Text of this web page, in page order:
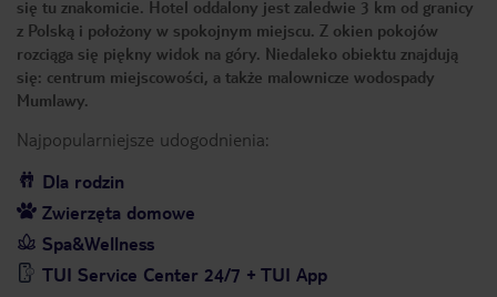
się tu znakomicie. Hotel oddalony jest zaledwie 3 km od granicy
z Polską i położony w spokojnym miejscu. Z okien pokojów
rozciąga się piękny widok na góry. Niedaleko obiektu znajdują
się: centrum miejscowości, a także malownicze wodospady
Mumlawy.
Najpopularniejsze udogodnienia:
Dla rodzin
Zwierzęta domowe
Spa&Wellness
TUI Service Center 24/7 + TUI App